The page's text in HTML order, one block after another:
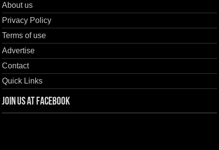
About us
Privacy Policy
Terms of use
Advertise
Contact
Quick Links
Join us at Facebook